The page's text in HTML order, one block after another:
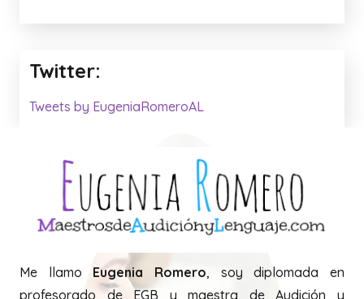
Twitter:
Tweets by EugeniaRomeroAL
Me llamo Eugenia Romero, soy diplomada en
profesorado de EGB y maestra de Audición y